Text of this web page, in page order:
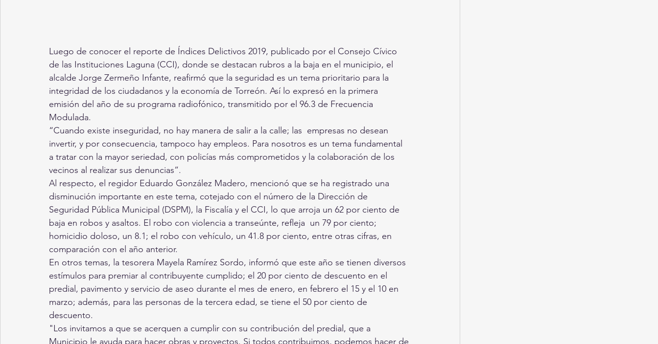
Luego de conocer el reporte de Índices Delictivos 2019, publicado por el Consejo Cívico
de las Instituciones Laguna (CCI), donde se destacan rubros a la baja en el municipio, el
alcalde Jorge Zermeño Infante, reafirmó que la seguridad es un tema prioritario para la
integridad de los ciudadanos y la economía de Torreón. Así lo expresó en la primera
emisión del año de su programa radiofónico, transmitido por el 96.3 de Frecuencia
Modulada.
“Cuando existe inseguridad, no hay manera de salir a la calle; las  empresas no desean
invertir, y por consecuencia, tampoco hay empleos. Para nosotros es un tema fundamental
a tratar con la mayor seriedad, con policías más comprometidos y la colaboración de los
vecinos al realizar sus denuncias”.
Al respecto, el regidor Eduardo González Madero, mencionó que se ha registrado una
disminución importante en este tema, cotejado con el número de la Dirección de
Seguridad Pública Municipal (DSPM), la Fiscalía y el CCI, lo que arroja un 62 por ciento de
baja en robos y asaltos. El robo con violencia a transeúnte, refleja  un 79 por ciento;
homicidio doloso, un 8.1; el robo con vehículo, un 41.8 por ciento, entre otras cifras, en
comparación con el año anterior.
En otros temas, la tesorera Mayela Ramírez Sordo, informó que este año se tienen diversos
estímulos para premiar al contribuyente cumplido; el 20 por ciento de descuento en el
predial, pavimento y servicio de aseo durante el mes de enero, en febrero el 15 y el 10 en
marzo; además, para las personas de la tercera edad, se tiene el 50 por ciento de
descuento.
"Los invitamos a que se acerquen a cumplir con su contribución del predial, que a
Municipio le ayuda para hacer obras y proyectos. Si todos contribuimos, podemos hacer de